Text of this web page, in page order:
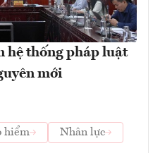
hệ thống pháp luật
mới
hiểm
Nhân lực